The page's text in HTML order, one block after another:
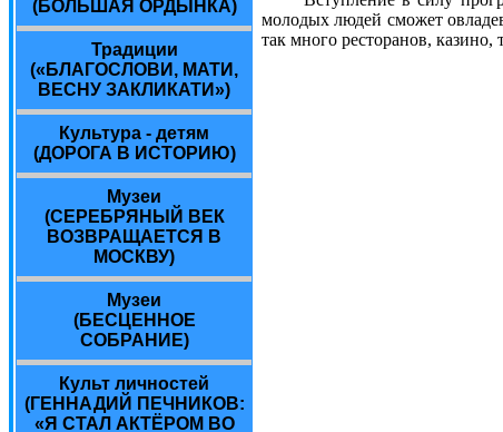
(БОЛЬШАЯ ОРДЫНКА)
Традиции
(«БЛАГОСЛОВИ, МАТИ,
ВЕСНУ ЗАКЛИКАТИ»)
Культура - детям
(ДОРОГА В ИСТОРИЮ)
Музеи
(СЕРЕБРЯНЫЙ ВЕК
ВОЗВРАЩАЕТСЯ В
МОСКВУ)
Музеи
(БЕСЦЕННОЕ
СОБРАНИЕ)
Культ личностей
(ГЕННАДИЙ ПЕЧНИКОВ:
«Я СТАЛ АКТЁРОМ ВО
молодых людей сможет
так много ресторанов,